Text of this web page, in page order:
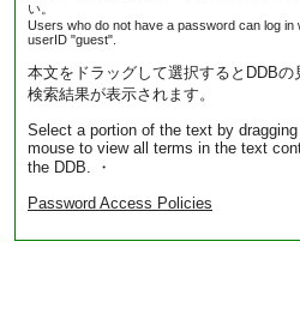
い。
Users who do not have a password can log in
userID "guest".
本文をドラッグして選択するとDDBの
検索結果が表示されます。
Select a portion of the text by
mouse to view all terms in the text
the DDB. ・
Password Access Policies